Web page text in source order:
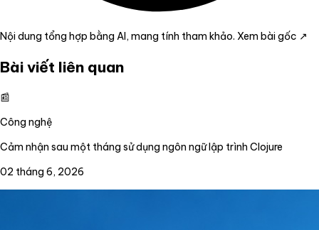
Nội dung tổng hợp bằng AI, mang tính tham khảo. Xem bài gốc ↗
Bài viết liên quan
📰
Công nghệ
Cảm nhận sau một tháng sử dụng ngôn ngữ lập trình Clojure
02 tháng 6, 2026